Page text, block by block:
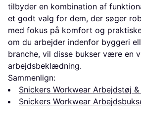
tilbyder en kombination af
et godt valg for dem, der søger
med fokus på komfort og
om du arbejder indenfor byggeri
branche, vil disse bukser være en
arbejdsbeklædning.
Sammenlign:
Snickers Workwear Arbejdstøj
Snickers Workwear